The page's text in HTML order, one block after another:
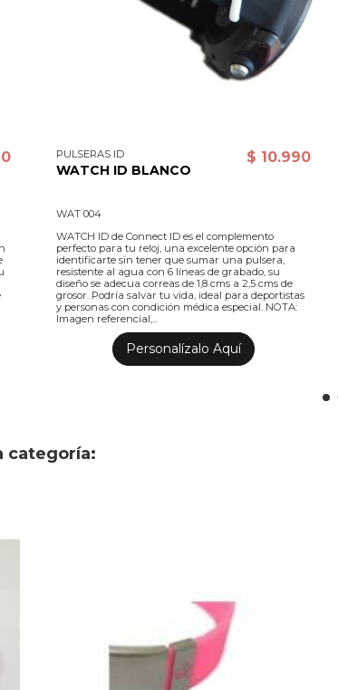
PULSERAS ID
WATCH ID BLANCO
WAT 004
$ 10.990
WATCH ID de Connect ID es el complemento
perfecto para tu reloj, una excelente opción para
identificarte sin tener que sumar una pulsera,
resistente al agua con 6 líneas de grabado, su
diseño se adecua correas de 1,8 cms a 2,5 cms de
grosor. Podría salvar tu vida, ideal para deportistas
y personas con condición médica especial. NOTA:
Imagen referencial,...
Personalízalo Aquí
categoría: